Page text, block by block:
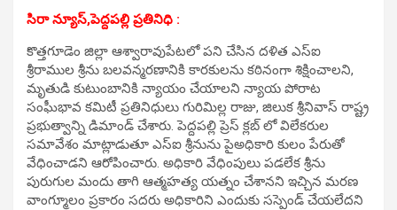
సిరా న్యూస్,పెద్దపల్లి ప్రతినిధి :
కొత్తగూడెం జిల్లా ఆశ్వారావుపేటలో పని చేసిన దళిత ఎస్ఐ
శ్రీరాముల శ్రీను బలవన్మరణానికి కారకులను కఠినంగా శిక్షించాలని,
మృతుడి కుటుంబానికి న్యాయం చేయాలని న్యాయ పోరాట
సంఘీభావ కమిటీ ప్రతినిధులు గురిమిల్ల రాజు, జిలుక శ్రీనివాస్ రాష్ట్ర
ప్రభుత్వాన్ని డిమాండ్ చేశారు. పెద్దపల్లి ప్రెస్ క్లబ్ లో విలేకరుల
సమావేశం మాట్లాడుతూ ఎస్ఐ శ్రీనును పైఅధికారి కులం పేరుతో
వేధించాడని ఆరోపించారు. అధికారి వేధింపులు పడలేక శ్రీను
పురుగుల మందు తాగి ఆత్మహత్య యత్నం చేశానని ఇచ్చిన మరణ
వాంగ్మూలం ప్రకారం సదరు అధికారిని ఎందుకు సస్పెండ్ చేయలేదని